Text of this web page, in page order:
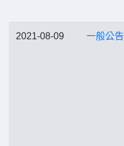
2021-08-09 一般公告